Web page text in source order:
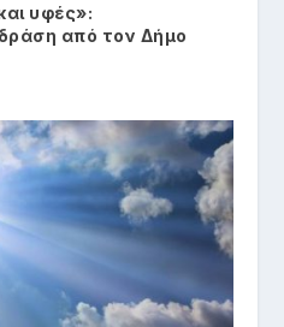
υφές»:
από τον Δήμο